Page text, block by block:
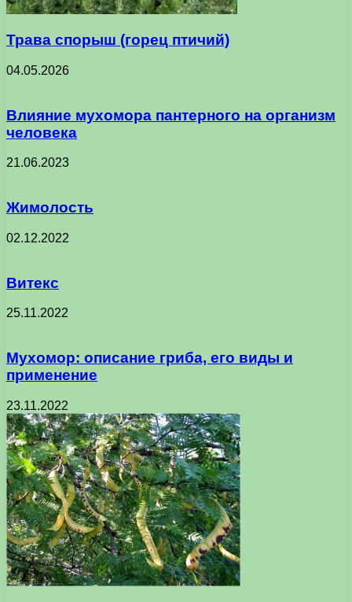
Трава спорыш (горец птичий)
04.05.2026
Влияние мухомора пантерного на организм
человека
21.06.2023
Жимолость
02.12.2022
Витекс
25.11.2022
Мухомор: описание гриба, его виды и
применение
23.11.2022